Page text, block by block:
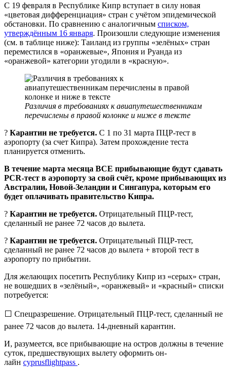
С 19 февраля в Республике Кипр вступает в силу новая
«цветовая дифференциация» стран с учётом эпидемической
обстановки. По сравнению с аналогичным списком,
утверждённым 16 января. Произошли следующие изменения
(см. в таблице ниже): Таиланд из группы «зелёных» стран
переместился в «оранжевые», Япония и Руанда из
«оранжевой» категории угодили в «красную».
Различия в требованиях к авиапутешественникам
перечислены в правой колонке и ниже в тексте
? Карантин не требуется. С 1 по 31 марта ПЦР-тест в
аэропорту (за счет Кипра). Затем прохождение теста
планируется отменить.
В течение марта месяца ВСЕ прибывающие будут сдавать
PCR-тест в аэропорту за свой счёт, кроме прибывающих из
Австралии, Новой-Зеландии и Сингапура, которым его
будет оплачивать правительство Кипра.
? Карантин не требуется. Отрицательный ПЦР-тест,
сделанный не ранее 72 часов до вылета.
? Карантин не требуется. Отрицательный ПЦР-тест,
сделанный не ранее 72 часов до вылета + второй тест в
аэропорту по прибытии.
Для желающих посетить Республику Кипр из «серых» стран,
не вошедших в «зелёный», «оранжевый» и «красный» списки
потребуется:
⬜ Спецразрешение. Отрицательный ПЦР-тест, сделанный не
ранее 72 часов до вылета. 14-дневный карантин.
И, разумеется, все прибывающие на остров должны в течение
суток, предшествующих вылету оформить он-
лайн cyprusflightpass .